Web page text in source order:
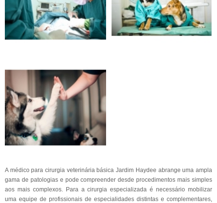
A médico para cirurgia veterinária básica Jardim Haydee abrange uma ampla
gama de patologias e pode compreender desde procedimentos mais simples
aos mais complexos. Para a cirurgia especializada é necessário mobilizar
uma equipe de profissionais de especialidades distintas e complementares,